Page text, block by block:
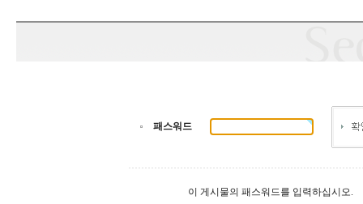
패스워드
이 게시물의 패스워드를 입력하십시오.